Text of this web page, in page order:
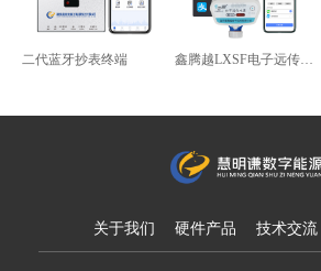
二代蓝牙抄表终端 鑫腾越LXSF电子远传智
关于我们 硬件产品 技术交流